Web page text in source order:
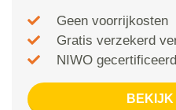
Geen voorrijkosten
Gratis verzekerd
NIWO gecertificeerd